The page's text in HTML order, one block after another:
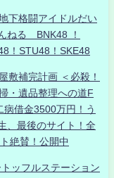
下格闘アイドルだい
ねる BNK48 ！
！STU48！SKE48
敷補完計画 ＜必殺！
・遺品整理への道F
借金3500万円！う
、最後のサイト！全
絶賛！公開中
ッフルステーション